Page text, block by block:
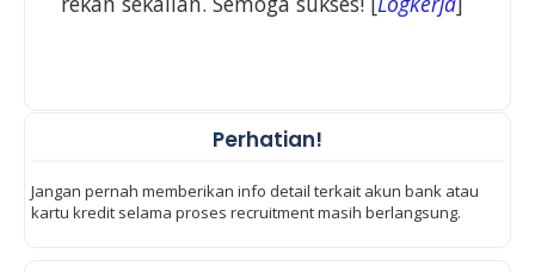
Perhatian!
Jangan pernah memberikan info detail terkait akun bank atau
kartu kredit selama proses recruitment masih berlangsung.